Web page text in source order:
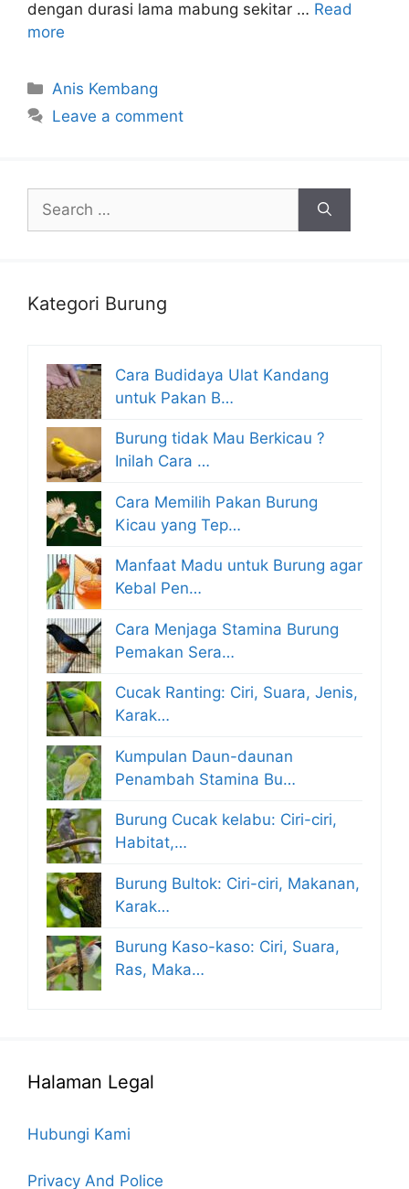
dengan durasi lama mabung sekitar … Read
more
Categories
Anis Kembang
Leave a comment
for:
Kategori Burung
Cara Budidaya Ulat Kandang
untuk Pakan B…
Burung tidak Mau Berkicau ?
Inilah Cara …
Cara Memilih Pakan Burung
Kicau yang Tep…
Manfaat Madu untuk Burung agar
Kebal Pen…
Cara Menjaga Stamina Burung
Pemakan Sera…
Cucak Ranting: Ciri, Suara, Jenis,
Karak…
Kumpulan Daun-daunan
Penambah Stamina Bu…
Burung Cucak kelabu: Ciri-ciri,
Habitat,…
Burung Bultok: Ciri-ciri, Makanan,
Karak…
Burung Kaso-kaso: Ciri, Suara,
Ras, Maka…
Halaman Legal
Hubungi Kami
Privacy And Police